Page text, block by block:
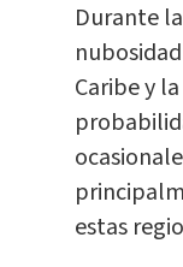
Durante
Caribe y
estas